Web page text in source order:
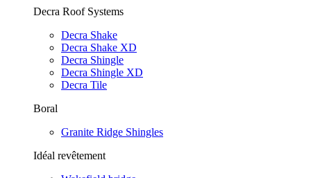
Decra Roof Systems
Decra Shake
Decra Shake XD
Decra Shingle
Decra Shingle XD
Decra Tile
Boral
Granite Ridge Shingles
Idéal revêtement